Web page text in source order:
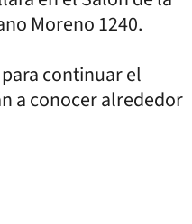
Moreno 1240.
continuar el
a conocer alrededor